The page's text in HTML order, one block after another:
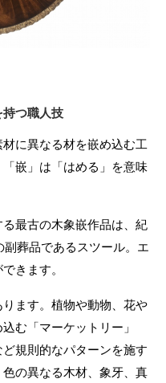
つ職人技
に異なる材を嵌め込む工
嵌」は「はめる」を意味
最古の木象嵌作品は、紀
葬品であるスツール。エ
きます。
ます。植物や動物、花や
む「マーケットリー」
規則的なパターンを施す
色の異なる木材、象牙、真